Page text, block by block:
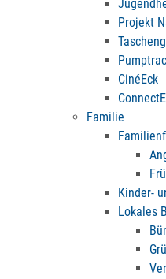
Projekt
CinéEck
Familie
Kinder-
Lokales